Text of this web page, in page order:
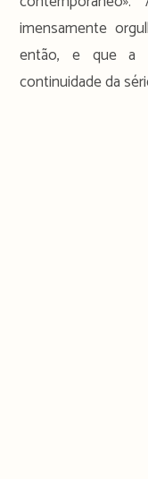
imensamente
então, e que a
continuidade da